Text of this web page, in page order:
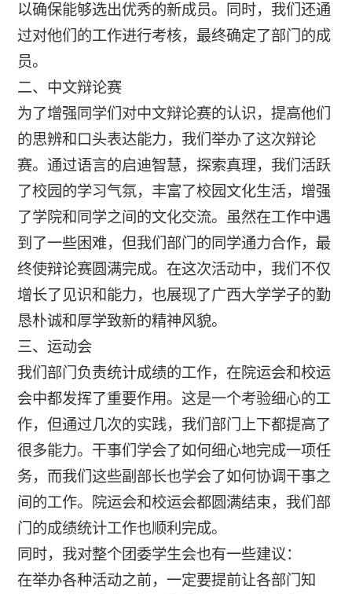
以确保能够选出优秀的新成员。同时，我们还通
过对他们的工作进行考核，最终确定了部门的成
员。
二、中文辩论赛
为了增强同学们对中文辩论赛的认识，提高他们
的思辨和口头表达能力，我们举办了这次辩论
赛。通过语言的启迪智慧，探索真理，我们活跃
了校园的学习气氛，丰富了校园文化生活，增强
了学院和同学之间的文化交流。虽然在工作中遇
到了一些困难，但我们部门的同学通力合作，最
终使辩论赛圆满完成。在这次活动中，我们不仅
增长了见识和能力，也展现了广西大学学子的勤
恳朴诚和厚学致新的精神风貌。
三、运动会
我们部门负责统计成绩的工作，在院运会和校运
会中都发挥了重要作用。这是一个考验细心的工
作，但通过几次的实践，我们部门上下都提高了
很多能力。干事们学会了如何细心地完成一项任
务，而我们这些副部长也学会了如何协调干事之
间的工作。院运会和校运会都圆满结束，我们部
门的成绩统计工作也顺利完成。
同时，我对整个团委学生会也有一些建议：
在举办各种活动之前，一定要提前让各部门知